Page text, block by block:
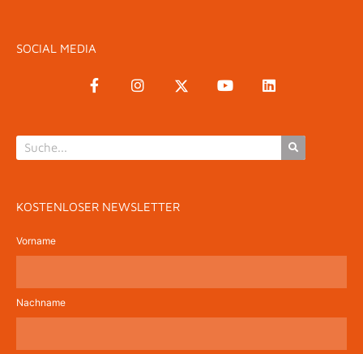
SOCIAL MEDIA
KOSTENLOSER NEWSLETTER
Vorname
Nachname